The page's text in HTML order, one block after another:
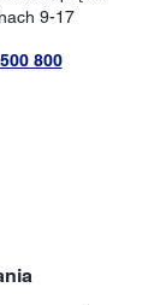
9-17
800